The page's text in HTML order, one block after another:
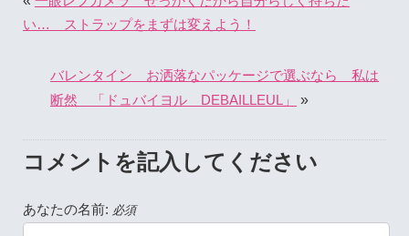
い… ストラップをまずは変えよう！
バレンタイン お洒落なパッケージで選ぶなら 私は
断然 「ドュバイヨル DEBAILLEUL」
»
コメントを記入してください
あなたの名前: 必須